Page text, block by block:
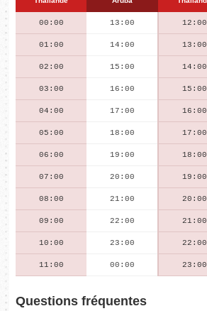
00:00 13:00 12:00
01:00 14:00 13:00
02:00 15:00 14:00
03:00 16:00 15:00
04:00 17:00 16:00
05:00 18:00 17:00
06:00 19:00 18:00
07:00 20:00 19:00
08:00 21:00 20:00
09:00 22:00 21:00
10:00 23:00 22:00
11:00 00:00 23:00
Questions fréquentes